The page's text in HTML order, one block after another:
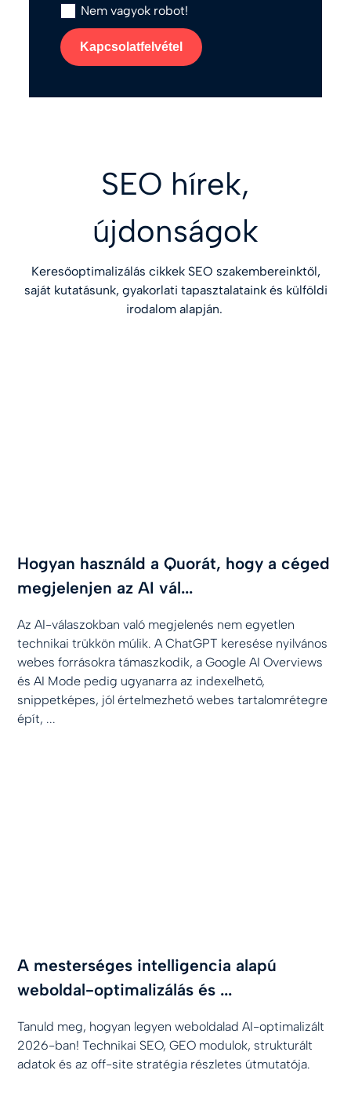
Nem vagyok robot!
Kapcsolatfelvétel
SEO hírek,
újdonságok
Keresőoptimalizálás cikkek SEO szakembereinktől,
saját kutatásunk, gyakorlati tapasztalataink és külföldi
irodalom alapján.
Hogyan használd a Quorát, hogy a céged
megjelenjen az AI vál...
Az AI-válaszokban való megjelenés nem egyetlen
technikai trükkön múlik. A ChatGPT keresése nyilvános
webes forrásokra támaszkodik, a Google AI Overviews
és AI Mode pedig ugyanarra az indexelhető,
snippetképes, jól értelmezhető webes tartalomrétegre
épít, ...
A mesterséges intelligencia alapú
weboldal-optimalizálás és ...
Tanuld meg, hogyan legyen weboldalad AI-optimalizált
2026-ban! Technikai SEO, GEO modulok, strukturált
adatok és az off-site stratégia részletes útmutatója.